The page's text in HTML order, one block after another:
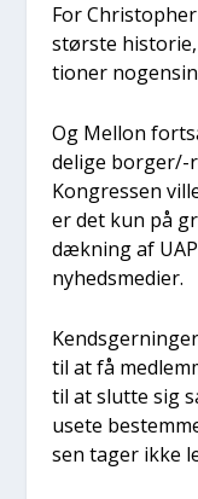
For
stør­ste
tio­ner
Og Mel­lon
de­li­ge bor­ger/-
Kon­gres­sen
er det kun på
dæk­ning af
nyheds­me­di­er.
til at få
til at slut­te sig
use­te
sen tager ikke